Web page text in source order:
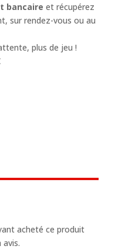
bancaire et récupérez
sur rendez-vous ou au
plus de jeu !
acheté ce produit